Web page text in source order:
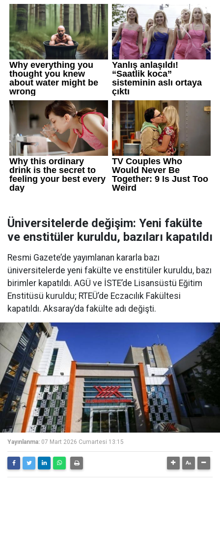
Üniversitelerde değişim: Yeni fakülte
ve enstitüler kuruldu, bazıları kapatıldı
Resmi Gazete’de yayımlanan kararla bazı
üniversitelerde yeni fakülte ve enstitüler kuruldu, bazı
birimler kapatıldı. AGÜ ve İSTE’de Lisansüstü Eğitim
Enstitüsü kuruldu; RTEÜ’de Eczacılık Fakültesi
kapatıldı. Aksaray’da fakülte adı değişti.
Yayınlanma: 07 Mart 2026 Cumartesi 13:15